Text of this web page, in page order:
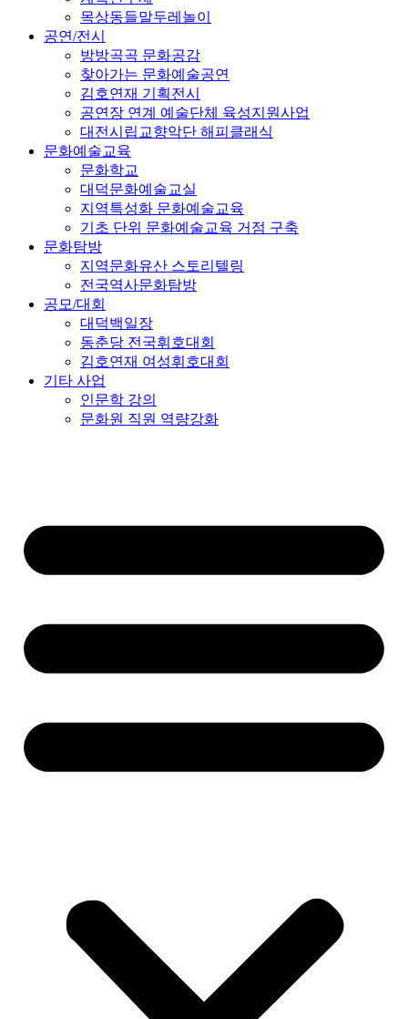
목상동들말두레놀이
공연/전시
방방곡곡 문화공감
찾아가는 문화예술공연
김호연재 기획전시
공연장 연계 예술단체 육성지원사업
대전시립교향악단 해피클래식
문화예술교육
문화학교
대덕문화예술교실
지역특성화 문화예술교육
기초 단위 문화예술교육 거점 구축
문화탐방
지역문화유산 스토리텔링
전국역사문화탐방
공모/대회
대덕백일장
동춘당 전국휘호대회
김호연재 여성휘호대회
기타 사업
인문학 강의
문화원 직원 역량강화